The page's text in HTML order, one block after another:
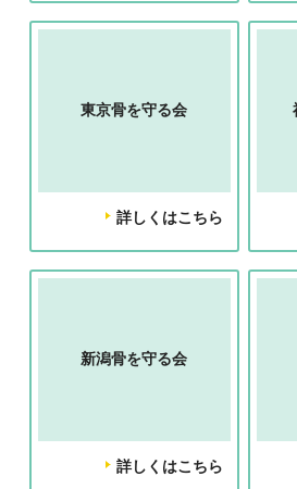
東京骨を守る会
詳しくはこちら
新潟骨を守る会
詳しくはこちら